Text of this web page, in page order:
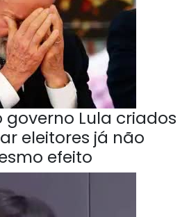
Lula criados
eleitores já não
efeito